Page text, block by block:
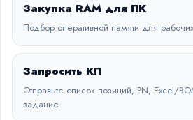
Закупка RAM для ПК
Подбор оперативной памяти для
Запросить КП
Отправьте список позиций, PN, Excel/
задание.